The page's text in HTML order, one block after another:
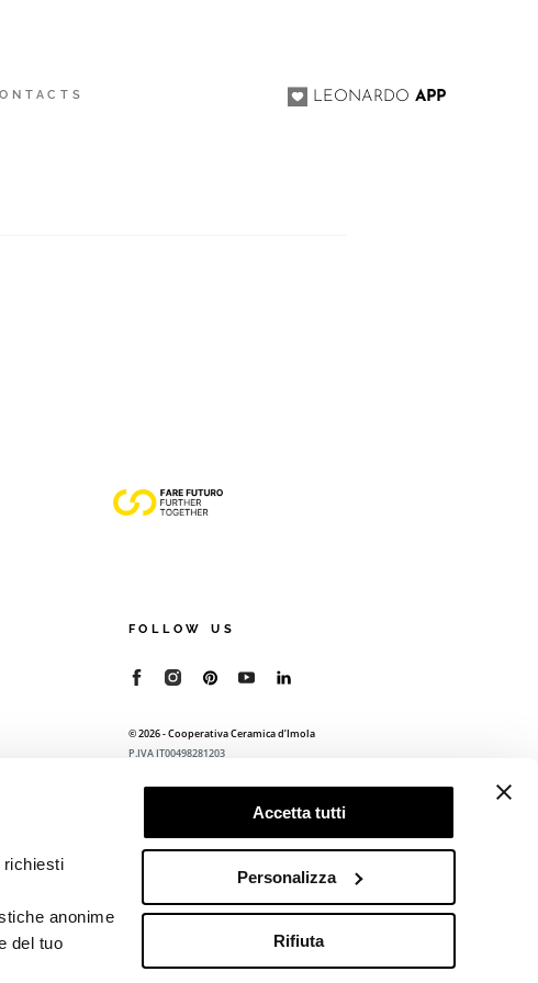
richiesti
anonime
del tuo
Accetta tutti
Personalizza
Rifiuta
LEONARDOAPP
FOLLOW US
© 2026 - Cooperativa Ceramica d’Imola
P.IVA IT00498281203
R.E.A. BO 5545
Cookie policy—Preferenze